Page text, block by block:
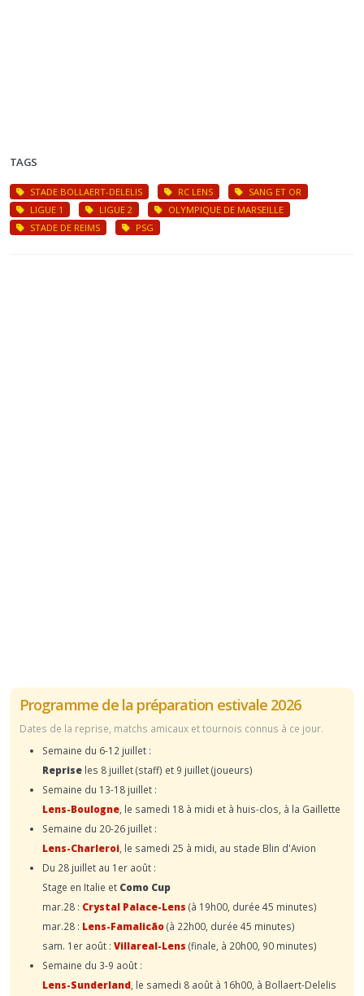
TAGS
STADE BOLLAERT-DELELIS RC LENS
SANG ET OR
LIGUE 1
LIGUE 2
OLYMPIQUE DE MARSEILLE
STADE DE REIMS
PSG
Programme de la préparation estivale 2026
Dates de la reprise, matchs amicaux et tournois connus à ce jour.
Semaine du 6-12 juillet :
Reprise les 8 juillet (staff) et 9 juillet (joueurs)
Semaine du 13-18 juillet :
Lens-Boulogne , le samedi 18 à midi et à huis-clos, à la Gaillette
Semaine du 20-26 juillet :
Lens-Charleroi , le samedi 25 à midi, au stade Blin d'Avion
Du 28 juillet au 1er août :
Stage en Italie et Como Cup
mar.28 : Crystal Palace-Lens (à 19h00, durée 45 minutes)
mar.28 : Lens-Famalicão(à 22h00, durée 45 minutes)
sam. 1er août : Villareal-Lens (finale, à 20h00, 90 minutes)
Semaine du 3-9 août :
Lens-Sunderland , le samedi 8 août à 16h00, à Bollaert-Delelis